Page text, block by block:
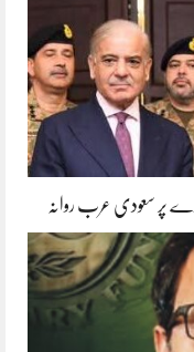
پر سعودی عرب روانہ